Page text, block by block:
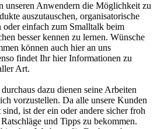
unseren Anwendern die Möglichkeit zu
auszutauschen, organisatorische
einfach zum Smalltalk beim
besser kennen zu lernen. Wünsche
können auch hier an uns
findet Ihr hier Informationen zu
Art.
dazu dienen seine Arbeiten
vorzustellen. Da alle unsere Kunden
ist der ein oder andere sicher froh
und Tipps zu bekommen.